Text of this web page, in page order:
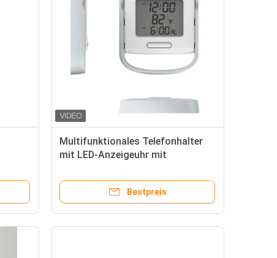
Multifunktionales Telefonhalter
mit LED-Anzeigeuhr mit
Bewegung
Bestpreis